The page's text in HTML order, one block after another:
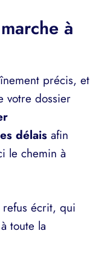
à
précis, et
votre dossier
délais afin
le chemin à
refus écrit, qui
toute la